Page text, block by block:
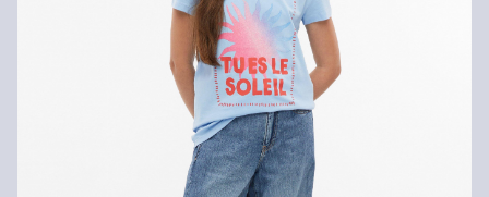
Geen chemische reiniging mogelijk